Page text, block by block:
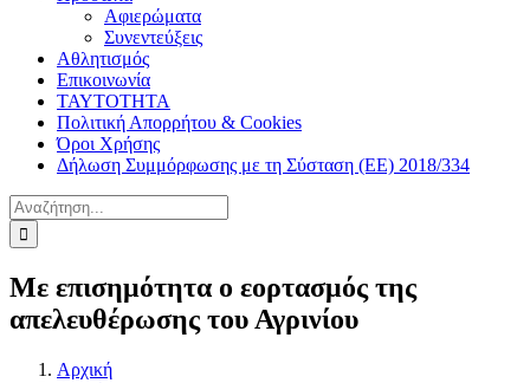
Αφιερώματα
Συνεντεύξεις
Αθλητισμός
Επικοινωνία
ΤΑΥΤΟΤΗΤΑ
Πολιτική Απορρήτου & Cookies
Όροι Χρήσης
Δήλωση Συμμόρφωσης με τη Σύσταση (ΕΕ) 2018/334
Αναζήτηση
για:
Με επισημότητα ο εορτασμός της
απελευθέρωσης του Αγρινίου
Αρχική